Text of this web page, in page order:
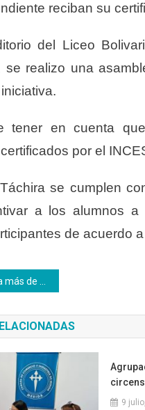
reciban su
del Liceo
se realizo una
tener en cuenta
por el
se cumplen
a los alumnos
de acuerdo
de todo el país
9